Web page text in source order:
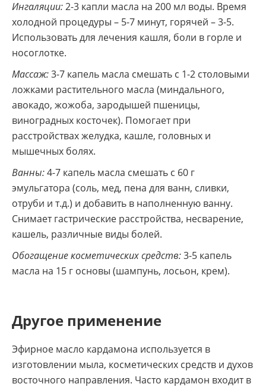
Ингаляции:2-3 капли масла на 200 мл воды. Время
холодной процедуры – 5-7 минут, горячей – 3-5.
Использовать для лечения кашля, боли в горле и
носоглотке.
Массаж:3-7 капель масла смешать с 1-2 столовыми
ложками растительного масла (миндального,
авокадо, жожоба, зародышей пшеницы,
виноградных косточек). Помогает при
расстройствах желудка, кашле, головных и
мышечных болях.
Ванны:4-7 капель масла смешать с 60 г
эмульгатора (соль, мед, пена для ванн, сливки,
отруби и т.д.) и добавить в наполненную ванну.
Снимает гастрические расстройства, несварение,
кашель, различные виды болей.
Обогащение косметических средств:3-5 капель
масла на 15 г основы (шампунь, лосьон, крем).
Другое применение
Эфирное масло кардамона используется в
изготовлении мыла, косметических средств и духов
восточного направления. Часто кардамон входит в